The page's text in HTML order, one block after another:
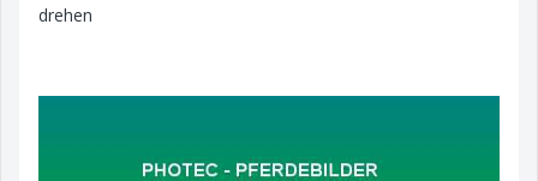
drehen